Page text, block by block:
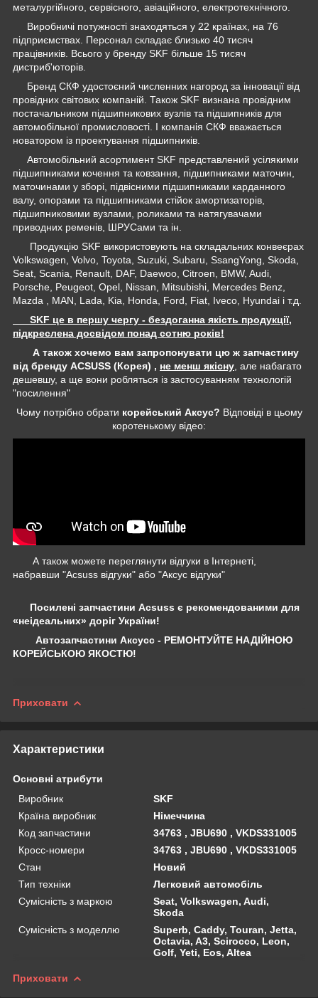
металургійного, сервісного, авіаційного, електротехнічного.
Виробничі потужності знаходяться у 22 країнах, на 76
підприємствах. Персонал складає близько 40 тисяч
працівників. Всього у бренду SKF більше 15 тисяч
дистриб'юторів.
Бренд СКФ удостоєний численних нагород за інновації від
провідних світових компаній. Також SKF визнана провідним
постачальником підшипникових вузлів та підшипників для
автомобільної промисловості. І компанія СКФ вважається
новатором із проектування підшипників.
Автомобільний асортимент SKF представлений усілякими
підшипниками кочення та ковзання, підшипниками маточин,
маточинами у зборі, підвісними підшипниками карданного
валу, опорами та підшипниками стійок амортизаторів,
підшипниковими вузлами, роликами та натягувачами
приводних ременів, ШРУСами та ін.
Продукцію SKF використовують на складальних конвеєрах
Volkswagen, Volvo, Toyota, Suzuki, Subaru, SsangYong, Skoda,
Seat, Scania, Renault, DAF, Daewoo, Citroen, BMW, Audi,
Porsche, Peugeot, Opel, Nissan, Mitsubishi, Mercedes Benz,
Mazda , MAN, Lada, Kia, Honda, Ford, Fiat, Iveco, Hyundai і т.д.
SKF це в першу чергу - бездоганна якість продукції,
підкреслена досвідом понад сотню років!
А також хочемо вам запропонувати цю ж запчастину
від бренду ACSUSS (Корея) , не менш якісну , але набагато
дешевшу, а ще вони робляться із застосуванням технологій
"посилення"
Чому потрібно обрати корейський Аксус? Відповіді в цьому
коротенькому відео:
А також можете переглянути відгуки в Інтернеті,
набравши "Acsuss відгуки" або "Аксус відгуки"
Посилені запчастини Acsuss є рекомендованими для
«неідеальних» доріг України!
Автозапчастини Аксусс - РЕМОНТУЙТЕ НАДІЙНОЮ
КОРЕЙСЬКОЮ ЯКОСТЮ!
Приховати
Характеристики
Основні атрибути
Виробник
SKF
Країна виробник
Німеччина
Код запчастини
34763 , JBU690 , VKDS331005
Кросс-номери
34763 , JBU690 , VKDS331005
Стан
Новий
Тип техніки
Легковий автомобіль
Сумісність з маркою
Seat, Volkswagen, Audi,
Skoda
Сумісність з моделлю
Superb, Caddy, Touran, Jetta,
Octavia, A3, Scirocco, Leon,
Golf, Yeti, Eos, Altea
Приховати